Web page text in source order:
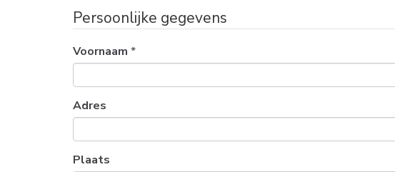
Persoonlijke gegevens
Voornaam *
Adres
Plaats